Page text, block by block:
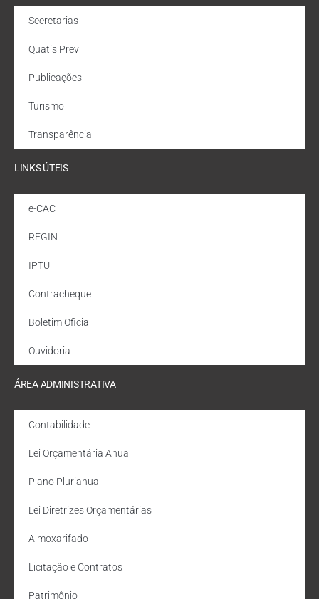
Secretarias
Quatis Prev
Publicações
Turismo
Transparência
LINKS ÚTEIS
e-CAC
REGIN
IPTU
Contracheque
Boletim Oficial
Ouvidoria
ÁREA ADMINISTRATIVA
Contabilidade
Lei Orçamentária Anual
Plano Plurianual
Lei Diretrizes Orçamentárias
Almoxarifado
Licitação e Contratos
Patrimônio